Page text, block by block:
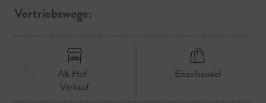
Vertriebswege:
Ab Hof-
Verkauf
Einzelhandel